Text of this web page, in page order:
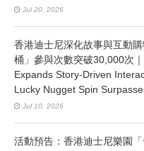
Jul 20, 2026
香港迪士尼深化故事與互動
桶」參與次數突破30,000次
Expands Story-Driven
Lucky Nugget Spin
Jul 10, 2026
活動預告：香港迪士尼樂園